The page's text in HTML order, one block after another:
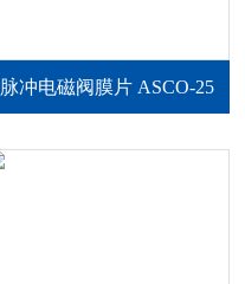
脉冲电磁阀膜片 ASCO-25